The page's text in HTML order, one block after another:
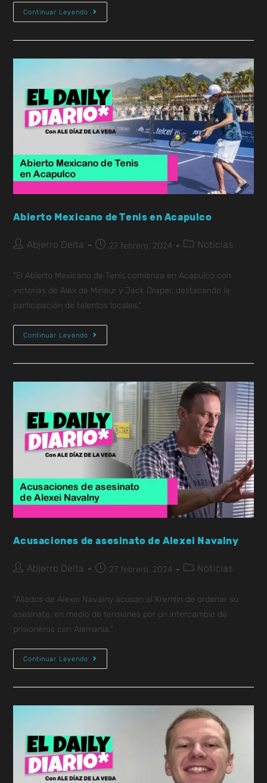
Continuar Leyendo
Abierto Mexicano de Tenis en Acapulco
Abjerro Delta 27 febrero, 2024 Noticias
"El Abierto Mexicano de Tenis comienza en Acapulco con
victorias de Alex de Minaur y Jack Draper, destacando la
participación de talentos locales."
Continuar Leyendo
Acusaciones de asesinato de Alexei Navalny
Abjerro Delta 27 febrero, 2024 Noticias
"Aliados de Alexei Navalny acusan al Kremlin de ordenar su
asesinato, en medio de tensiones por un intercambio de
prisioneros con Alemania."
Continuar Leyendo